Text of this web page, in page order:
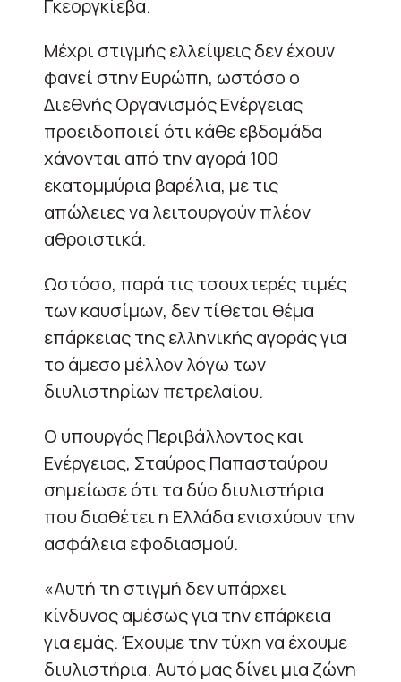
Γκεοργκίεβα.
Μέχρι στιγμής ελλείψεις δεν έχουν
φανεί στην Ευρώπη, ωστόσο ο
Διεθνής Οργανισμός Ενέργειας
προειδοποιεί ότι κάθε εβδομάδα
χάνονται από την αγορά 100
εκατομμύρια βαρέλια, με τις
απώλειες να λειτουργούν πλέον
αθροιστικά.
Ωστόσο, παρά τις τσουχτερές τιμές
των καυσίμων, δεν τίθεται θέμα
επάρκειας της ελληνικής αγοράς για
το άμεσο μέλλον λόγω των
διυλιστηρίων πετρελαίου.
Ο υπουργός Περιβάλλοντος και
Ενέργειας, Σταύρος Παπασταύρου
σημείωσε ότι τα δύο διυλιστήρια
που διαθέτει η Ελλάδα ενισχύουν την
ασφάλεια εφοδιασμού.
«Αυτή τη στιγμή δεν υπάρχει
κίνδυνος αμέσως για την επάρκεια
για εμάς. Έχουμε την τύχη να έχουμε
διυλιστήρια. Αυτό μας δίνει μια ζώνη